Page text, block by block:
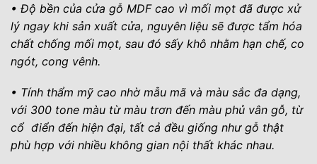
• Độ bền của cửa gỗ MDF cao vì mối mọt đã được xử
lý ngay khi sản xuất cửa, nguyên liệu sẽ được tẩm hóa
chất chống mối mọt, sau đó sấy khô nhằm hạn chế, co
ngót, cong vênh.
• Tính thẩm mỹ cao nhờ mẫu mã và màu sắc đa dạng,
với 300 tone màu từ màu trơn đến màu phủ vân gỗ, từ
cổ điển đến hiện đại, tất cả đều giống như gỗ thật
phù hợp với nhiều không gian nội thất khác nhau.